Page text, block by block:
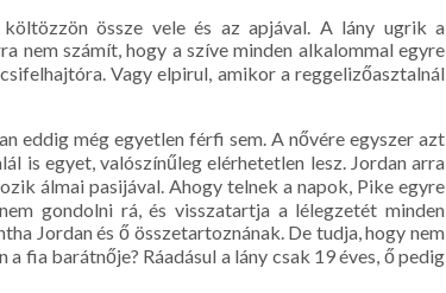
össze vele és az apjával. A lány ugrik a
nem számít, hogy a szíve minden alkalommal egyre
Vagy elpirul, amikor a reggelizőasztalnál
eddig még egyetlen férfi sem. A nővére egyszer azt
is egyet, valószínűleg elérhetetlen lesz. Jordan arra
álmai pasijával. Ahogy telnek a napok, Pike egyre
gondolni rá, és visszatartja a lélegzetét minden
Jordan és ő összetartoznának. De tudja, hogy nem
fia barátnője? Ráadásul a lány csak 19 éves, ő pedig